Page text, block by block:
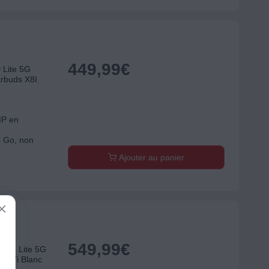
Lite 5G
X8I
en
Go, non
449,99€
Ajouter au panier
8 Lite 5G
X7i Blanc
549,99€